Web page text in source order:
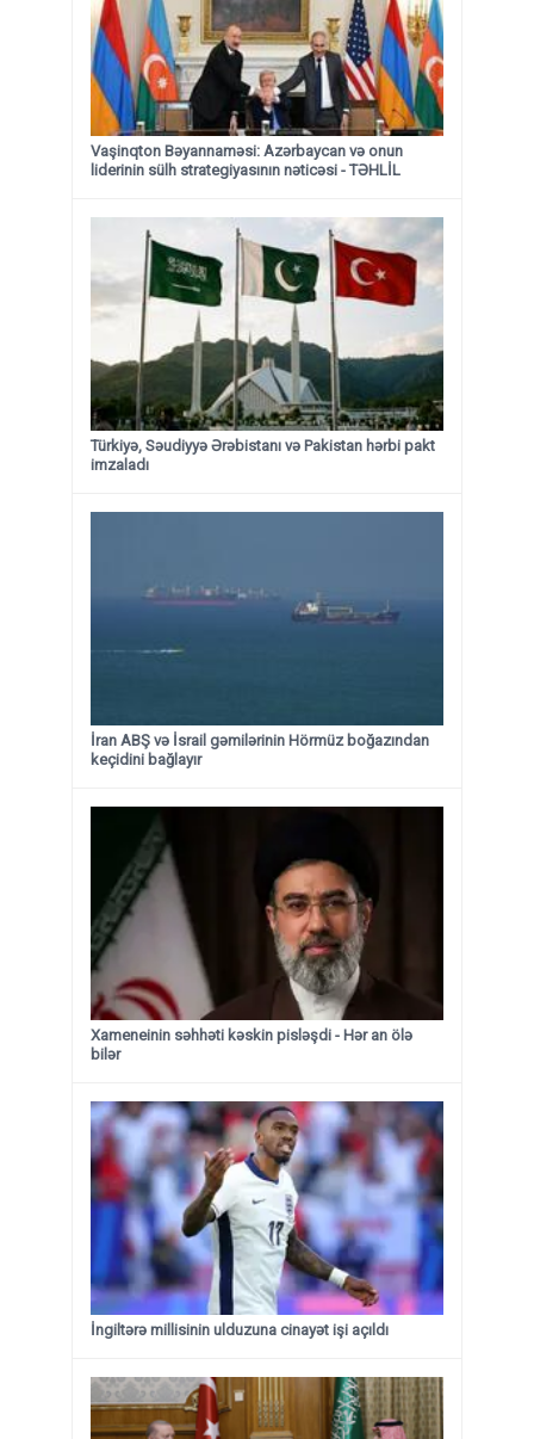
Vaşinqton Bəyannaməsi: Azərbaycan və onun
liderinin sülh strategiyasının nəticəsi - TƏHLİL
Türkiyə, Səudiyyə Ərəbistanı və Pakistan hərbi pakt
imzaladı
İran ABŞ və İsrail gəmilərinin Hörmüz boğazından
keçidini bağlayır
Xameneinin səhhəti kəskin pisləşdi - Hər an ölə
bilər
İngiltərə millisinin ulduzuna cinayət işi açıldı